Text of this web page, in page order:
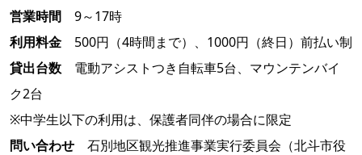
営業時間 9～17時
利用料金 500円（4時間まで）、1000円（終日）前払い制
貸出台数 電動アシストつき自転車5台、マウンテンバイ
ク2台
※中学生以下の利用は、保護者同伴の場合に限定
問い合わせ 石別地区観光推進事業実行委員会（北斗市役